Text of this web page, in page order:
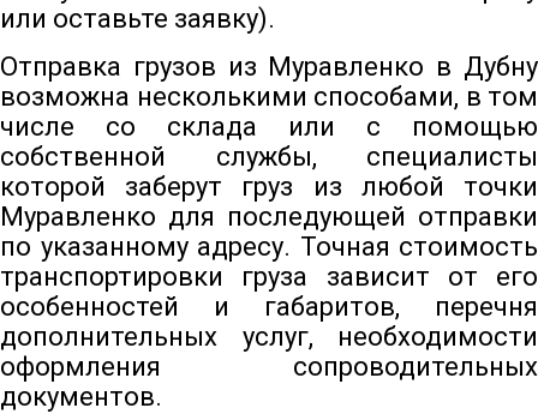
или оставьте заявку).
Отправка грузов из Муравленко в Дубну
возможна несколькими способами, в том
числе со склада или с помощью
собственной службы, специалисты
которой заберут груз из любой точки
Муравленко для последующей отправки
по указанному адресу. Точная стоимость
транспортировки груза зависит от его
особенностей и габаритов, перечня
дополнительных услуг, необходимости
оформления сопроводительных
документов.